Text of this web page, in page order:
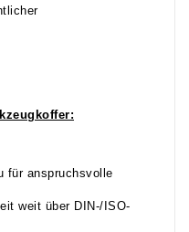
eugkoffer:
für anspruchsvolle
weit über DIN-/ISO-